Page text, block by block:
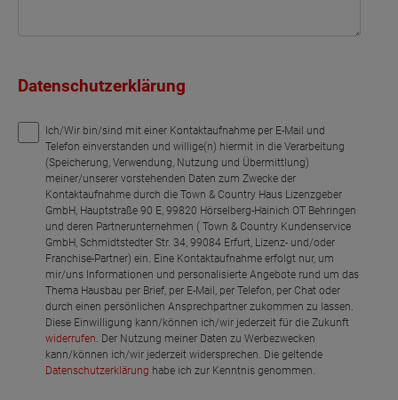
Datenschutzerklärung
Ich/Wir bin/sind mit einer Kontaktaufnahme per E-Mail und
Telefon einverstanden und willige(n) hiermit in die Verarbeitung
(Speicherung, Verwendung, Nutzung und Übermittlung)
meiner/unserer vorstehenden Daten zum Zwecke der
Kontaktaufnahme durch die Town & Country Haus Lizenzgeber
GmbH, Hauptstraße 90 E, 99820 Hörselberg-Hainich OT Behringen
und deren Partnerunternehmen ( Town & Country Kundenservice
GmbH, Schmidtstedter Str. 34, 99084 Erfurt, Lizenz- und/oder
Franchise-Partner) ein. Eine Kontaktaufnahme erfolgt nur, um
mir/uns Informationen und personalisierte Angebote rund um das
Thema Hausbau per Brief, per E-Mail, per Telefon, per Chat oder
durch einen persönlichen Ansprechpartner zukommen zu lassen.
Diese Einwilligung kann/können ich/wir jederzeit für die Zukunft
widerrufen. Der Nutzung meiner Daten zu Werbezwecken
kann/können ich/wir jederzeit widersprechen. Die geltende
Datenschutzerklärung habe ich zur Kenntnis genommen.